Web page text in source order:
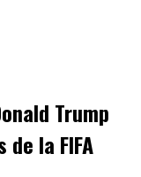
Trump
la FIFA